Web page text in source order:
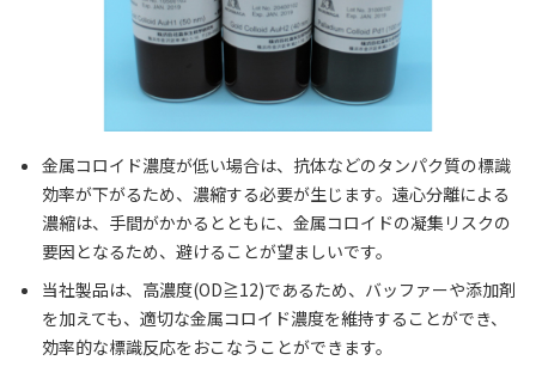
金属コロイド濃度が低い場合は、抗体などのタンパク質の標識
効率が下がるため、濃縮する必要が生じます。遠心分離による
濃縮は、手間がかかるとともに、金属コロイドの凝集リスクの
要因となるため、避けることが望ましいです。
当社製品は、高濃度(OD≧12)であるため、バッファーや添加剤
を加えても、適切な金属コロイド濃度を維持することができ、
効率的な標識反応をおこなうことができます。